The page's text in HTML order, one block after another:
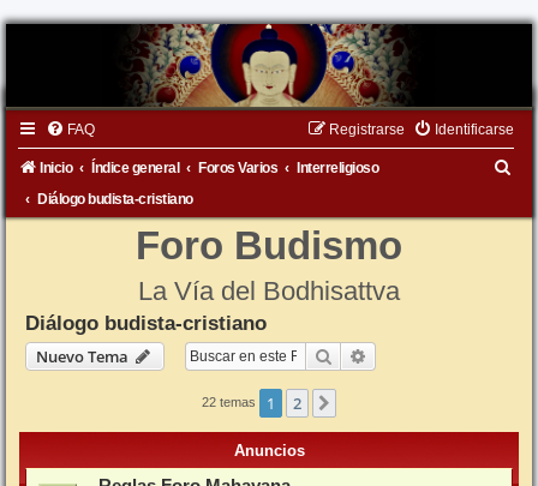
FAQ Identificarse
Registrarse
Inicio Índice general Foros Varios
Interreligioso
Diálogo budista-cristiano
Foro Budismo
La Vía del Bodhisattva
Diálogo budista-cristiano
Nuevo Tema
Buscar
22 temas 1 2
Anuncios